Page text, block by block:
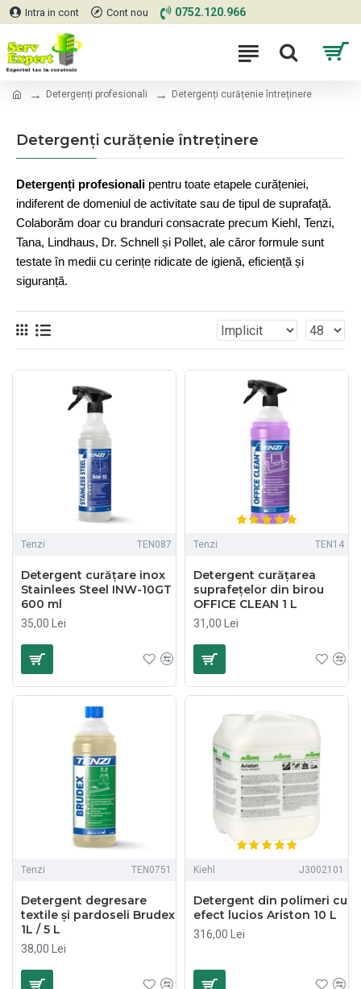
Intra in cont Cont nou 0752.120.966
Detergenți profesionali Detergenți curățenie întreținere
Detergenți curățenie întreținere
Detergenți profesionali pentru toate etapele curățeniei,
indiferent de domeniul de activitate sau de tipul de suprafață.
Colaborăm doar cu branduri consacrate precum Kiehl, Tenzi,
Tana, Lindhaus, Dr. Schnell și Pollet, ale căror formule sunt
testate în medii cu cerințe ridicate de igienă, eficiență și
siguranță.
Tenzi TEN087
Detergent curățare inox
Stainlees Steel INW-10GT
600 ml
35,00 Lei
Tenzi TEN14
Detergent curățarea
suprafeţelor din birou
OFFICE CLEAN 1 L
31,00 Lei
Tenzi TEN0751
Detergent degresare
textile și pardoseli Brudex
1L / 5 L
38,00 Lei
Kiehl J3002101
Detergent din polimeri cu
efect lucios Ariston 10 L
316,00 Lei